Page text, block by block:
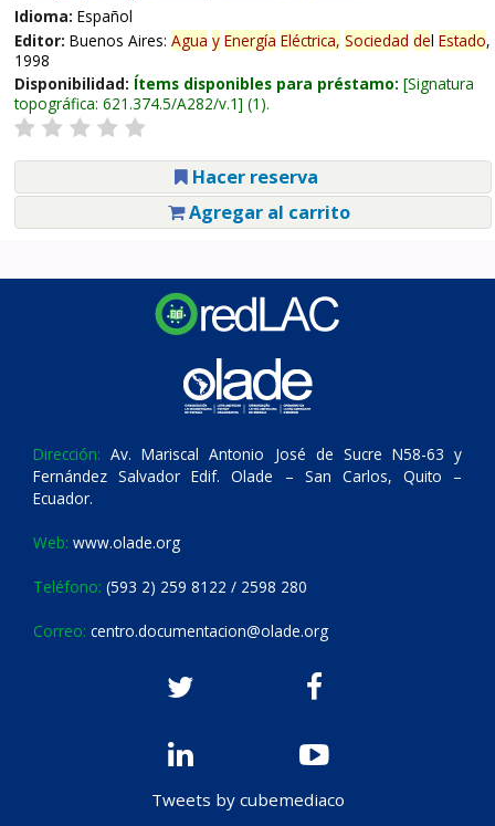
Idioma: Español
Editor: Buenos Aires: Agua y Energía Eléctrica, Sociedad del Estado,
1998
Disponibilidad: Ítems disponibles para préstamo: Signatura
topográfica: 621.374.5/A282/v.1 (1).
Hacer reserva
Agregar al carrito
Dirección: Av. Mariscal Antonio José de Sucre N58-63 y
Fernández Salvador Edif. Olade – San Carlos, Quito –
Ecuador.
Web: www.olade.org
Teléfono: (593 2) 259 8122 / 2598 280
Correo: centro.documentacion@olade.org
Tweets by cubemediaco